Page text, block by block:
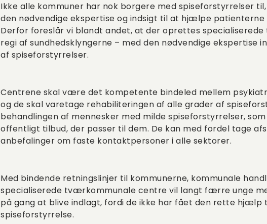
Ikke alle kommuner har nok borgere med spiseforstyrrelser
den nødvendige ekspertise og indsigt til at hjælpe
Derfor foreslår vi blandt andet, at der oprettes
regi af sundhedsklyngerne – med den nødvendige ekspertise
af spiseforstyrrelser.
Centrene skal være det kompetente bindeled mellem
og de skal varetage rehabiliteringen af alle grader af
behandlingen af mennesker med milde spiseforstyrrelser,
offentligt tilbud, der passer til dem. De kan med fordel tage
anbefalinger om faste kontaktpersoner i alle sektorer.
Med bindende retningslinjer til kommunerne, kommunale
specialiserede tværkommunale centre vil langt færre unge
på gang at blive indlagt, fordi de ikke har fået den rette
spiseforstyrrelse.